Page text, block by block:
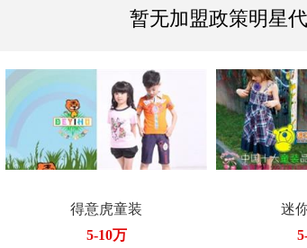
暂无加盟政策明星
得意虎童装
5-10万
迷